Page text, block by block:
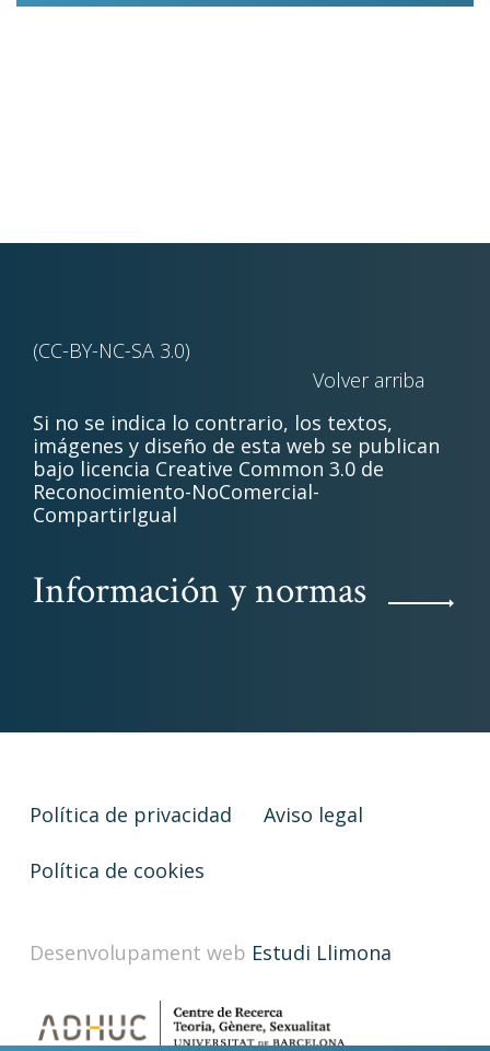
(CC-BY-NC-SA 3.0)
Volver arriba
Si no se indica lo contrario, los textos,
imágenes y diseño de esta web se publican
bajo licencia Creative Common 3.0 de
Reconocimiento-NoComercial-
CompartirIgual
Información y normas
Política de privacidad Aviso legal
Política de cookies
Desenvolupament web Estudi Llimona